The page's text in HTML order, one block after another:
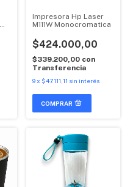
Impresora Hp Laser
M111W Monocromatica
$424.000,00
$339.200,00 con
Transferencia
9x $47.111,11 sin interés